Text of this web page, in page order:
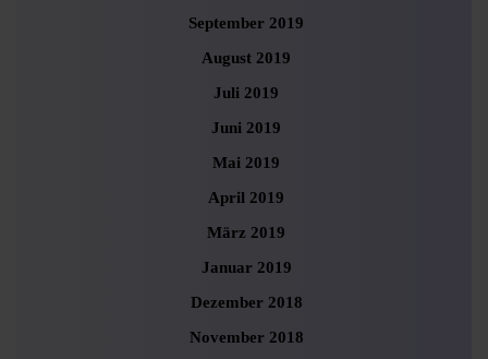
September 2019
August 2019
Juli 2019
Juni 2019
Mai 2019
April 2019
März 2019
Januar 2019
Dezember 2018
November 2018